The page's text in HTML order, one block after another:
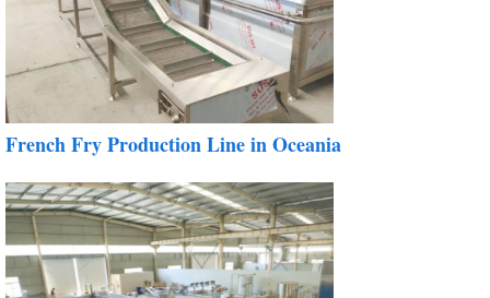
French Fry Production Line in Oceania